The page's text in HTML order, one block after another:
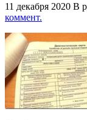
11 декабря 2020 В
коммент.